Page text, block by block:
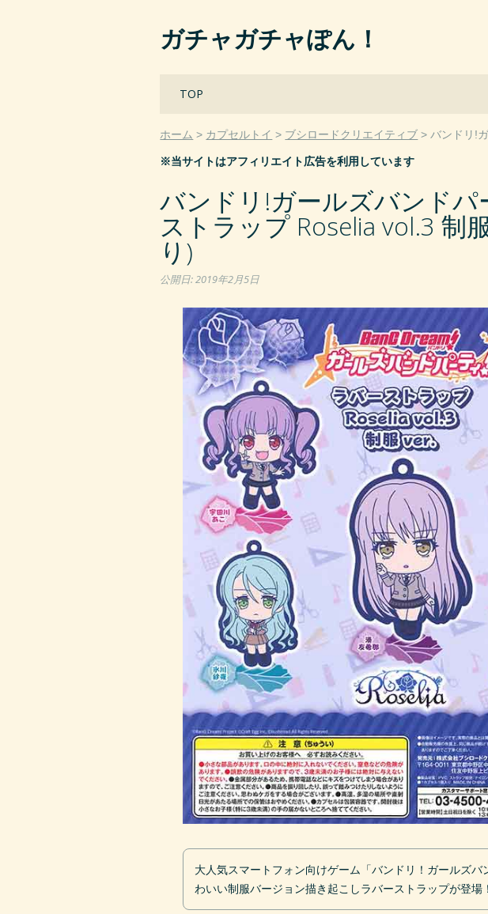
ガチャガチャぽん！
Main menu
TOP
ホーム カプセルトイ ブシロードクリエイティブ バンドリ!
※当サイトはアフィリエイト広告を利用しています
バンドリ!ガールズバンドパ
ストラップ Roselia vol.3 制
り)
公開日:2019年2月5日
大人気スマートフォン向けゲーム「バンドリ！ガールズバ
わいい制服バージョン描き起こしラバーストラップが登場！